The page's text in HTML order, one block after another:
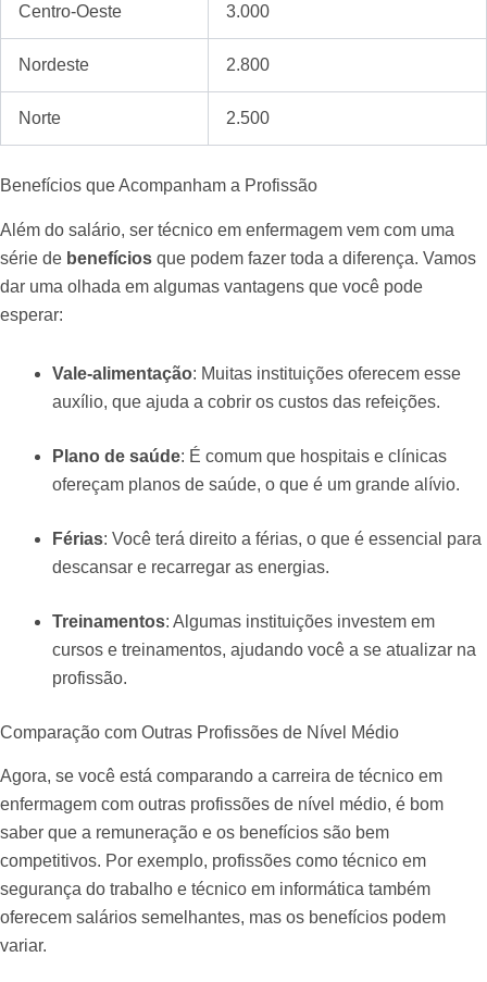
Centro-Oeste 3.000
Nordeste 2.800
Norte 2.500
Benefícios que Acompanham a Profissão
Além do salário, ser técnico em enfermagem vem com uma
série de benefícios que podem fazer toda a diferença. Vamos
dar uma olhada em algumas vantagens que você pode
esperar:
Vale-alimentação: Muitas instituições oferecem esse
auxílio, que ajuda a cobrir os custos das refeições.
Plano de saúde: É comum que hospitais e clínicas
ofereçam planos de saúde, o que é um grande alívio.
Férias: Você terá direito a férias, o que é essencial para
descansar e recarregar as energias.
Treinamentos: Algumas instituições investem em
cursos e treinamentos, ajudando você a se atualizar na
profissão.
Comparação com Outras Profissões de Nível Médio
Agora, se você está comparando a carreira de técnico em
enfermagem com outras profissões de nível médio, é bom
saber que a remuneração e os benefícios são bem
competitivos. Por exemplo, profissões como técnico em
segurança do trabalho e técnico em informática também
oferecem salários semelhantes, mas os benefícios podem
variar.